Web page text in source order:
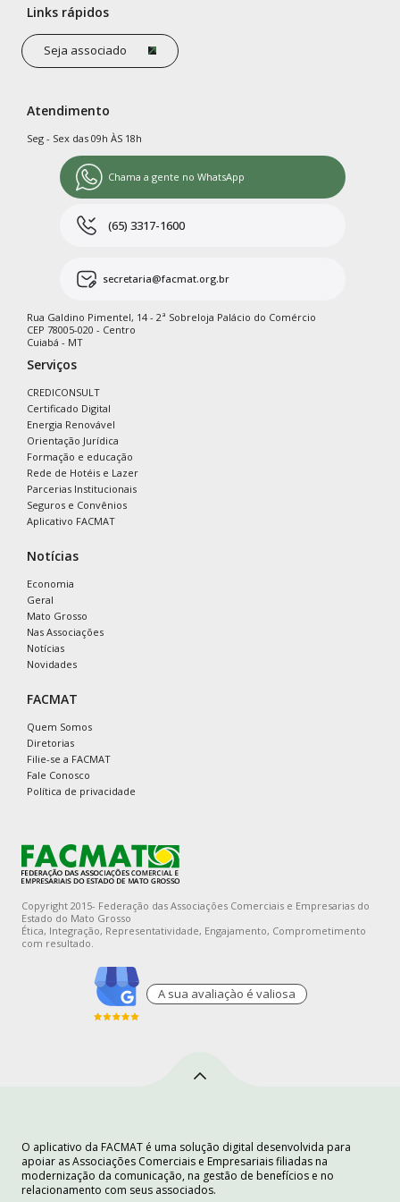
recente.
Links rápidos
Seja associado
Atendimento
Seg - Sex das 09h ÀS 18h
Chama a gente no WhatsApp
(65) 3317-1600
secretaria@facmat.org.br
Rua Galdino Pimentel, 14 - 2ª Sobreloja Palácio do Comércio
CEP 78005-020 - Centro
Cuiabá - MT
Serviços
CREDICONSULT
Certificado Digital
Energia Renovável
Orientação Jurídica
Formação e educação
Rede de Hotéis e Lazer
Parcerias Institucionais
Seguros e Convênios
Aplicativo FACMAT
Notícias
Economia
Geral
Mato Grosso
Nas Associações
Notícias
Novidades
FACMAT
Quem Somos
Diretorias
Filie-se a FACMAT
Fale Conosco
Política de privacidade
Copyright 2015- Federação das Associações Comerciais e Empresarias do
Estado do Mato Grosso
Ética, Integração, Representatividade, Engajamento, Comprometimento
com resultado.
A sua avaliaçào é valiosa
O aplicativo da FACMAT é uma solução digital desenvolvida para
apoiar as Associações Comerciais e Empresariais filiadas na
modernização da comunicação, na gestão de benefícios e no
relacionamento com seus associados.